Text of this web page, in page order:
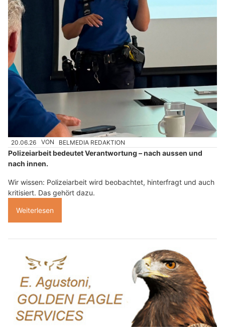
20.06.26 VON BELMEDIA REDAKTION
Polizeiarbeit bedeutet Verantwortung – nach aussen und
nach innen.
Wir wissen: Polizeiarbeit wird beobachtet, hinterfragt und auch
kritisiert. Das gehört dazu.
Weiterlesen